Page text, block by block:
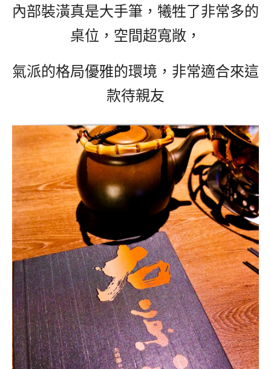
內部裝潢真是大手筆，犧牲了非常多的
桌位，空間超寬敞，
氣派的格局優雅的環境，非常適合來這
款待親友